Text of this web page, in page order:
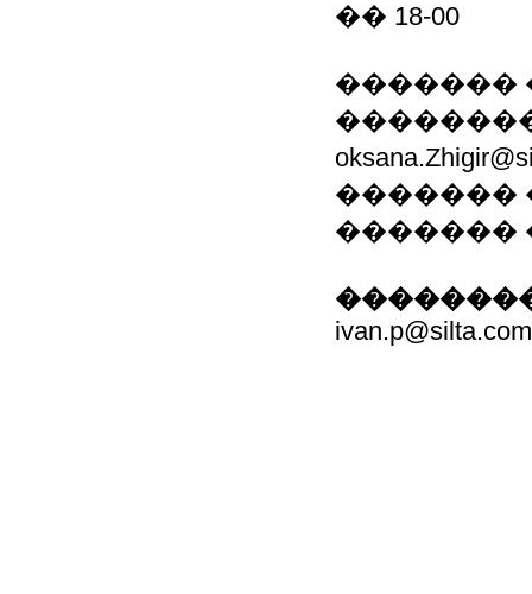
�� 18-00
�������
�������
�������